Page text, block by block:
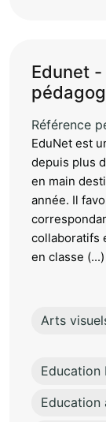
Edunet
Référence
EduNet est
depuis plus
en main
année. Il
collaboratifs
en classe (...)
Arts
Education
Education